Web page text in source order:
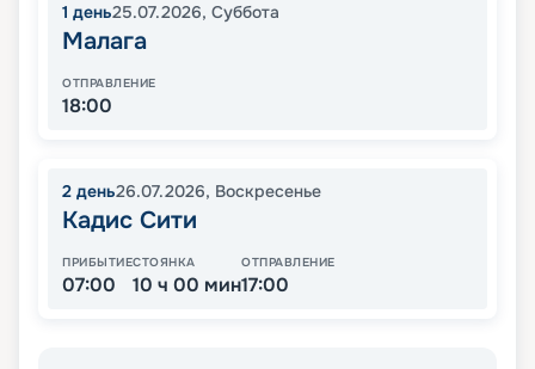
1 день25.07.2026, Суббота
Малага
ОТПРАВЛЕНИЕ
18:00
2 день26.07.2026, Воскресенье
Кадис Сити
ПРИБЫТИЕ
07:00
СТОЯНКА
10 ч 00 мин
ОТПРАВЛЕНИЕ
17:00